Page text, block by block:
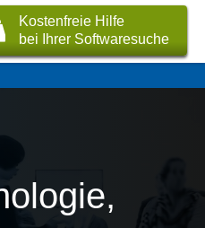
Kostenfreie Hilfe
bei Ihrer Softwaresuche